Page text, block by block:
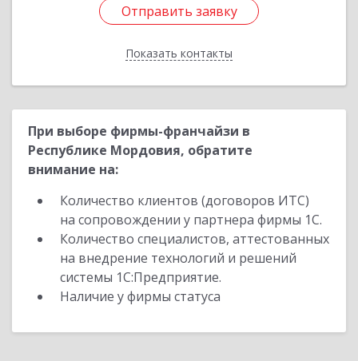
Отправить заявку
Показать контакты
Отправить заявку
Назад
При выборе фирмы-франчайзи в
Республике Мордовия, обратите
внимание на:
Количество клиентов (договоров ИТС)
на сопровождении у партнера фирмы 1С.
Количество специалистов, аттестованных
на внедрение технологий и решений
системы 1С:Предприятие.
Наличие у фирмы статуса